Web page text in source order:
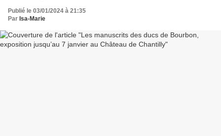
Publié le 03/01/2024 à 21:35
Par Isa-Marie